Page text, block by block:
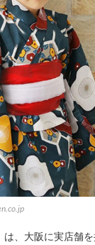
は、大阪に実店舗